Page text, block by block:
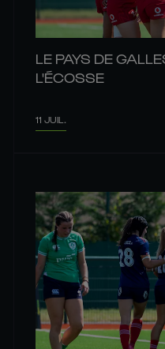
LE PAYS DE
L'ÉCOSSE
11 JUIL.